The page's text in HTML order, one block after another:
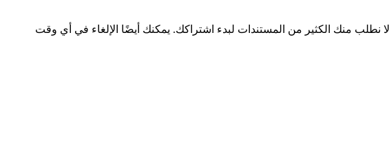
نطلب منك الكثير من المستندات لبدء اشتراكك. يمكنك أيضًا الإلغاء في أي وقت